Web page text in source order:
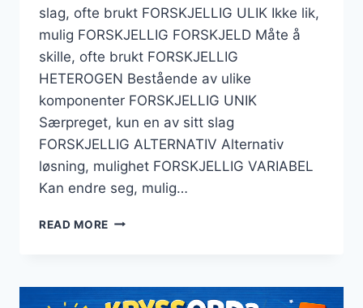
slag, ofte brukt FORSKJELLIG ULIK Ikke lik,
mulig FORSKJELLIG FORSKJELD Måte å
skille, ofte brukt FORSKJELLIG
HETEROGEN Bestående av ulike
komponenter FORSKJELLIG UNIK
Særpreget, kun en av sitt slag
FORSKJELLIG ALTERNATIV Alternativ
løsning, mulighet FORSKJELLIG VARIABEL
Kan endre seg, mulig…
READ MORE FORSKJELLIG
OG
VINNENDE